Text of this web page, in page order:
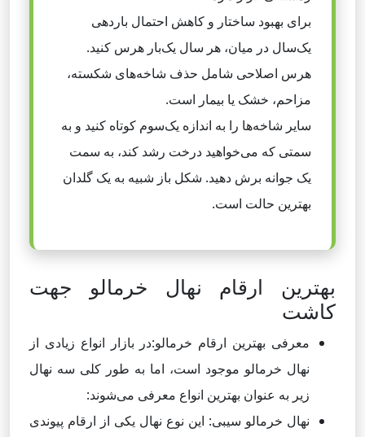
برای بهبود ساختار و کاهش احتمال باردهی
یک‌سال در میان، هر سال یک‌بار هرس کنید.
هرس اصلاحی شامل حذف شاخه‌های شکسته،
مزاحم، خشک یا بیمار است.
سایر شاخه‌ها را به اندازه یک‌سوم کوتاه کنید و به
سمتی که می‌خواهید درخت رشد کند، به سمت
یک جوانه برش دهید. شکل باز شبیه به یک گلدان
بهترین حالت است.
بهترین ارقام نهال خرمالو جهت
کاشت
معرفی بهترین ارقام خرمالو:در بازار انواع زیادی از
نهال خرمالو موجود است، اما به طور کلی سه نهال
زیر به عنوان بهترین انواع معرفی می‌شوند:
نهال خرمالو سیبی: این نوع نهال یکی از ارقام پیوندی